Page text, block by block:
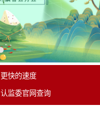
更快的速度
认监委官网查询